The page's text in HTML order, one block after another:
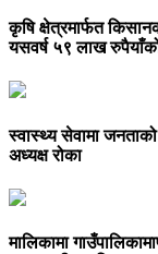
कृषि क्षेत्रमार्फत
यसवर्ष ५९ लाख
स्वास्थ्य सेवामा
अध्यक्ष रोका
मालिकामा